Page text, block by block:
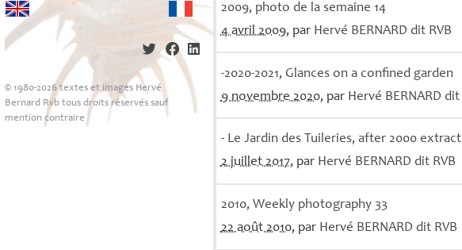
© 1980-2026 textes et images Hervé
Bernard Rvb tous droits réservés sauf
mention contraire
2009, photo de la semaine 14
4 avril 2009, par Hervé BERNARD dit RVB
-2020-2021, Glances on a confined garden
9 novembre 2020, par Hervé BERNARD dit
- Le Jardin des Tuileries, after 2000 extract
2 juillet 2017, par Hervé BERNARD dit RVB
2010, Weekly photography 33
22 août 2010, par Hervé BERNARD dit RVB